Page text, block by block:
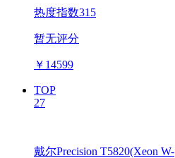
热度指数315
暂无评分
￥ 14599
TOP
27
戴尔Precision T5820(Xeon W-